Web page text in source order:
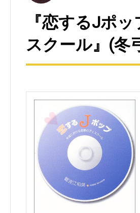
『恋するJポ
スクール』(冬